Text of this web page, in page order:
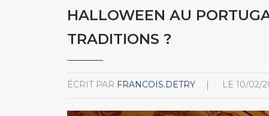
HALLOWEEN AU
TRADITIONS ?
ÉCRIT PAR FRANCOIS.DETRY LE 10/02/